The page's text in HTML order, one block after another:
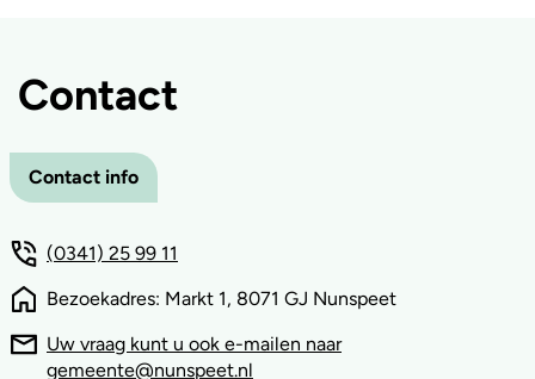
Contact
Contact info
(0341) 25 99 11
Bezoekadres: Markt 1, 8071 GJ Nunspeet
Uw vraag kunt u ook e-mailen naar
gemeente@nunspeet.nl